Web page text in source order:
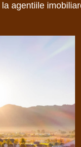
agentiile